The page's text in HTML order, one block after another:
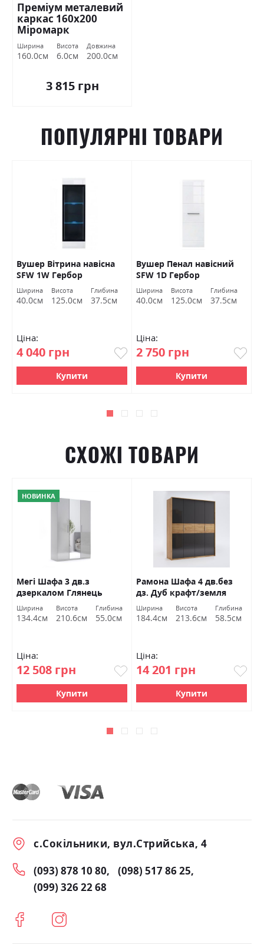
Преміум металевий
каркас 160х200
Міромарк
Ширина
160.0см
Висота
6.0см
Довжина
200.0см
3 815 грн
ПОПУЛЯРНІ ТОВАРИ
Вушер Вітрина навісна
SFW 1W Гербор
Ширина
40.0см
Висота
125.0см
Глибина
37.5см
Ціна:
4 040 грн
Купити
Вушер Пенал навісний
SFW 1D Гербор
Ширина
40.0см
Висота
125.0см
Глибина
37.5см
Ціна:
2 750 грн
Купити
СХОЖІ ТОВАРИ
НОВИНКА
Мегі Шафа 3 дв.з
дзеркалом Глянець
сірий шиншила
Міромарк
Ширина
134.4см
Висота
210.6см
Глибина
55.0см
Ціна:
12 508 грн
Купити
Рамона Шафа 4 дв.без
дз. Дуб крафт/земля
Міромарк
Ширина
184.4см
Висота
213.6см
Глибина
58.5см
Ціна:
14 201 грн
Купити
с.Сокільники, вул.Стрийська, 4
(093) 878 10 80
(098) 517 86 25
(099) 326 22 68